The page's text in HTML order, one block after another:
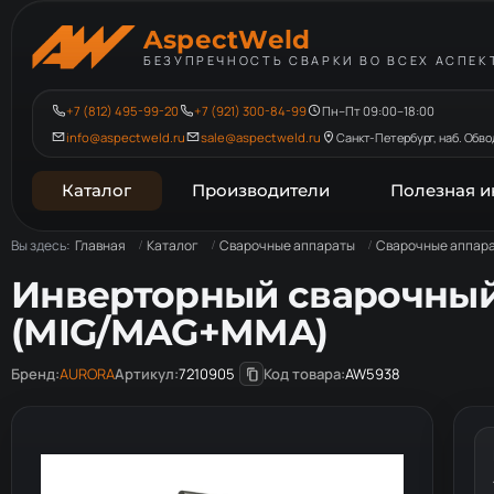
AspectWeld
БЕЗУПРЕЧНОСТЬ СВАРКИ ВО ВСЕХ
+7 (812) 495-99-20 +7 (921) 300-84-99
Пн–Пт 09:00–18:00
info@aspectweld.ru
sale@aspectweld.ru Санкт-Петербург, наб.
Каталог Производители Полезная
Вы здесь: Главная Каталог Сварочные аппараты Сварочные
Инверторный сварочный
(MIG/MAG+MMA)
Бренд:AURORAАртикул:7210905 Код товара:AW5938